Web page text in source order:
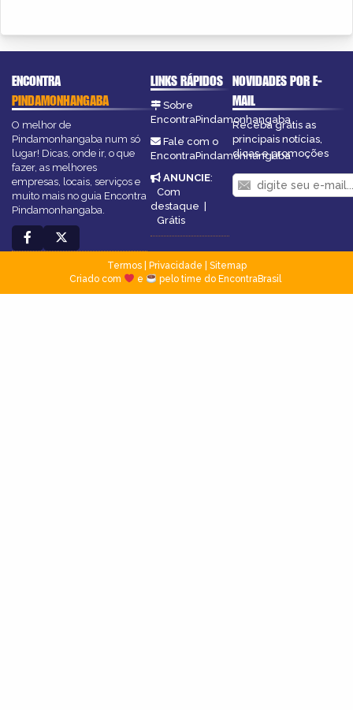
ENCONTRA
PINDAMONHANGABA
O melhor de
Pindamonhangaba num só
lugar! Dicas, onde ir, o que
fazer, as melhores
empresas, locais, serviços e
muito mais no guia Encontra
Pindamonhangaba.
LINKS RÁPIDOS
Sobre
EncontraPindamonhangaba
Fale com o
EncontraPindamonhangaba
ANUNCIE:
Com
destaque |
Grátis
NOVIDADES POR E-
MAIL
Receba grátis as
principais notícias,
dicas e promoções
Termos| Privacidade
Sitemap
Criado com
e pelo time do EncontraBrasil